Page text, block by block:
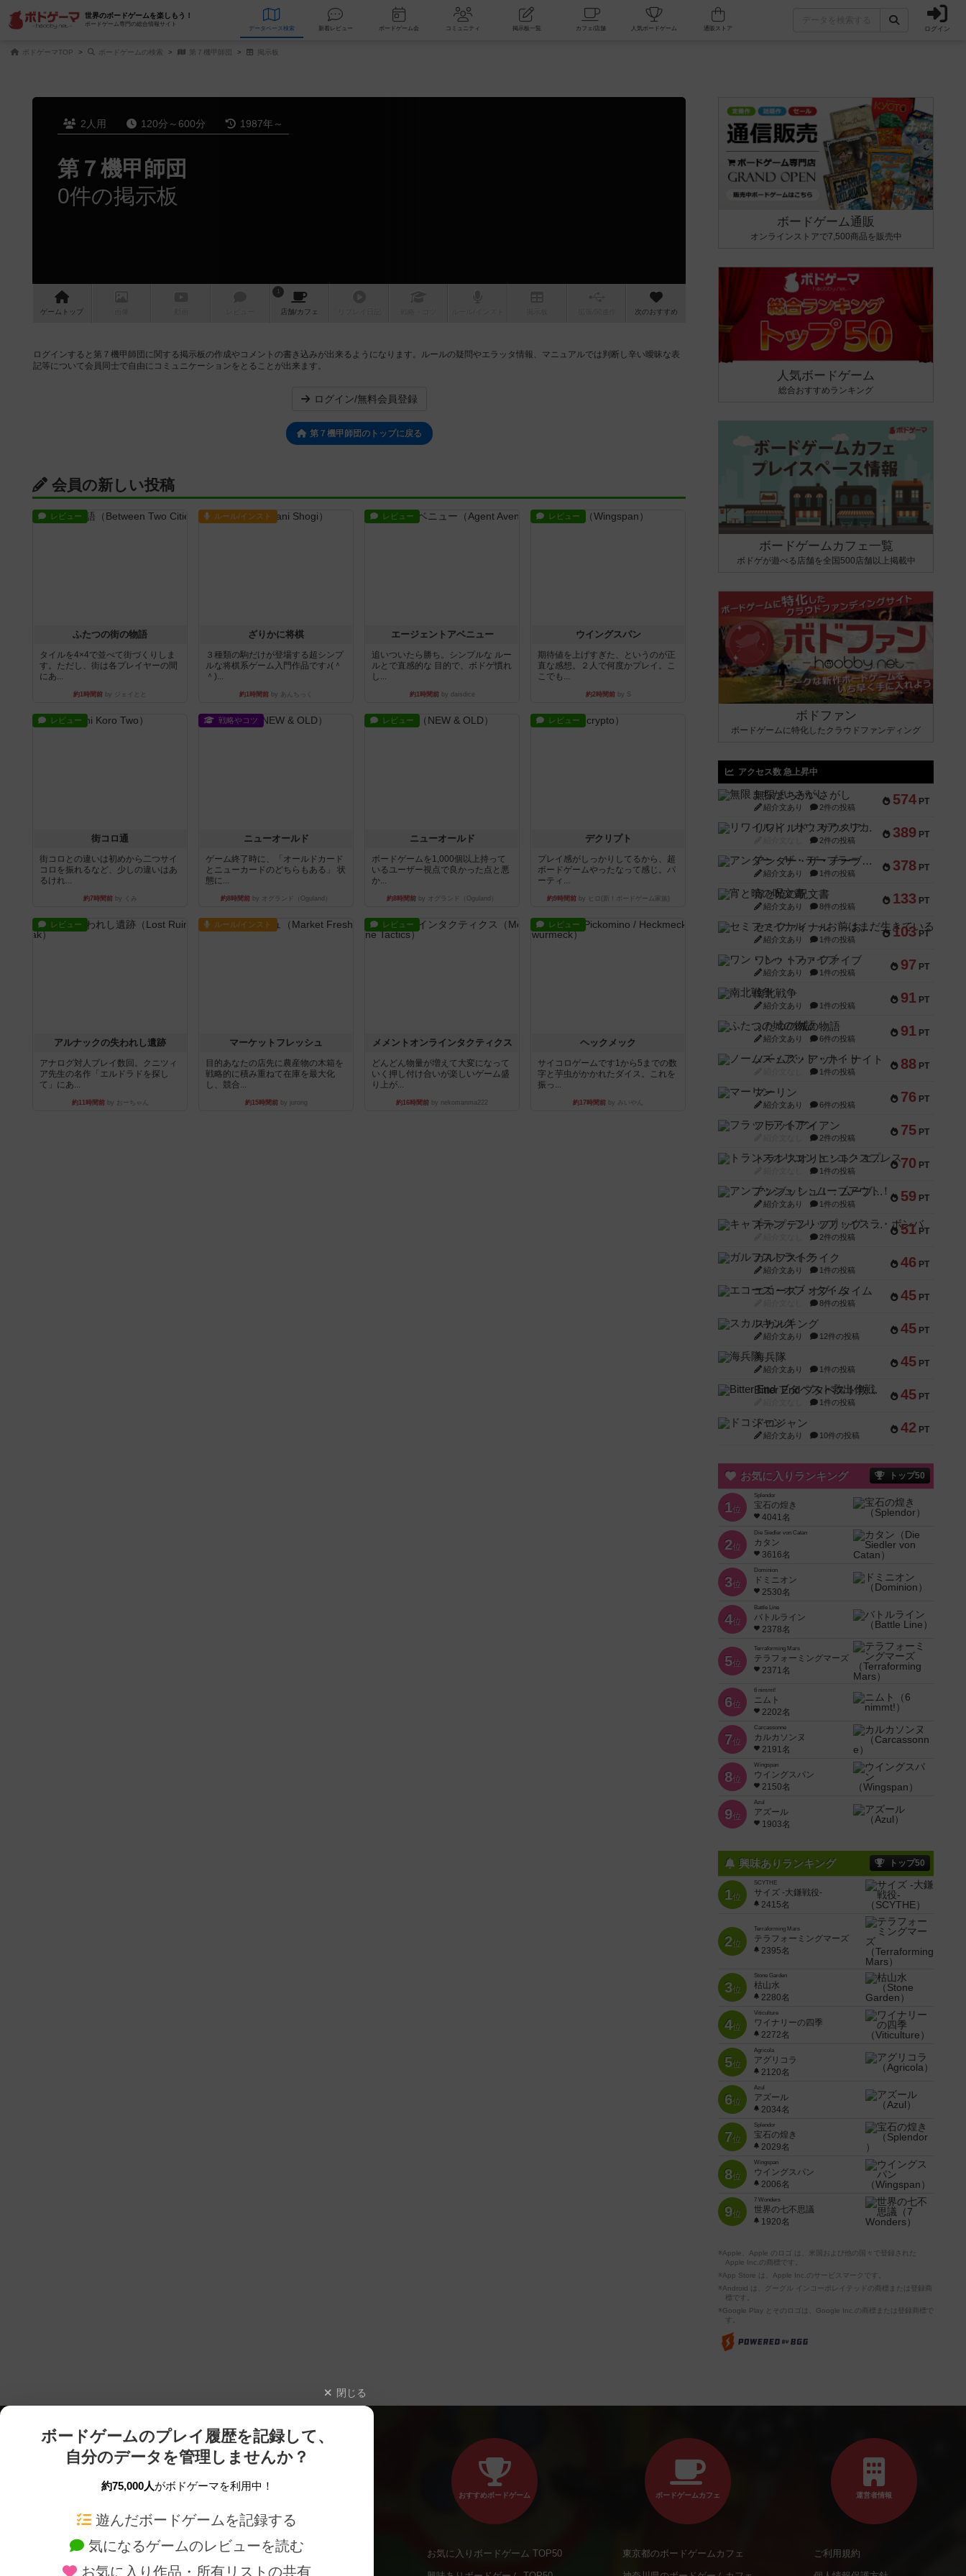
世界のボードゲームを楽しもう！
ボードゲーム専門の総合情報サイト
データベース 検索 新着レビュー ボードゲーム会 コミュニティ 掲示板一覧 カフェ/店舗 人気ボードゲーム ログイン
ボドゲーマTOP ボードゲームの検索 第７機甲師団 掲示板
2人用 120分～600分 1987年～
第７機甲師団
0件の掲示板
ゲーム トップ
1
店舗/カフェ 次のおすすめ
ログインすると第７機甲師団に関する掲示板の作成やコメントの書き込みが出来るようになります。ルールの疑問やエラッタ情報、マニュアルでは判断し辛い曖昧な表
記等について会員同士で自由にコミュニケーションをとることが出来ます。
ログイン/無料会員登録
第７機甲師団のトップに戻る
会員の新しい投稿
レビュー
ふたつの街の物語
タイルを4×4で並べて街づくりしま
す。ただし、街は各プレイヤーの間
にあ...
約1時間前 by ジェイとと
ルール/インスト
ざりかに将棋
３種類の駒だけが登場する超シンプ
ルな将棋系ゲーム入門作品です♪(＾
＾)...
約1時間前 by あんちっく
レビュー
エージェントアベニュー
追いついたら勝ち。シンプルな ルー
ルとで直感的な 目的で、ボドゲ慣れ
し...
約1時間前by daisdice
レビュー
ウイングスパン
期待値を上げすぎた、というのが正
直な感想。２人で何度かプレイ。こ
こでも...
約2時間前by S
レビュー
街コロ通
街コロとの違いは初めから二つサイ
コロを振れるなど、少しの違いはあ
るけれ...
約7時間前by くみ
戦略やコツ
ニューオールド
ゲーム終了時に、「オールドカード
とニューカードのどちらもある」 状
態に...
約8時間前 by オグランド（Oguland）
レビュー
ニューオールド
ボードゲームを1,000個以上持って
いるユーザー視点で良かった点と悪
か...
約8時間前 by オグランド（Oguland）
レビュー
デクリプト
プレイ感がしっかりしてるから、超
ボードゲームやったなって感じ。パ
ーティ...
約9時間前by ヒロ(新！ボードゲーム家族)
レビュー
アルナックの失われし遺跡
アナログ対人プレイ数回。クニツィ
ア先生の名作「エルドラドを探し
て」にあ...
約11時間前by おーちゃん
ルール/インスト
マーケットフレッシュ
目的あなたの店先に農産物の木箱を
戦略的に積み重ねて在庫を最大化
し、競合...
約15時間前by jurong
レビュー
メメントオンラインタクティクス
どんどん物量が増えて大変になって
いく押し付け合いが楽しいゲーム盛
り上が...
約16時間前 by nekomanma222
レビュー
ヘックメック
サイコロゲームです1から5までの数
字と芋虫がかかれたダイス。これを
振っ...
約17時間前 by みいやん
ボードゲーム通販
オンラインストアで7,500商品を販売中
人気ボードゲーム
総合おすすめランキング
ボードゲームカフェ一覧
ボドゲが遊べる店舗を全国500店舗以上掲載中
ボドファン
ボードゲームに特化したクラウドファンディング
アクセス数 急上昇中
574 PT
無限まちがいさがし
紹介文あり 2件の投稿
389 PT
リワイルド：サウスアメリカ
2件の投稿
378 PT
アンダー・ザ・テーブラー
紹介文あり 1件の投稿
133 PT
宵と暁の呪文書
紹介文あり 8件の投稿
103 PT
セミファイナル ～お前はまだ生きている～
紹介文あり 1件の投稿
97 PT
ワン・トゥ・ファイブ
紹介文あり 1件の投稿
91 PT
南北戦争
紹介文あり 1件の投稿
91 PT
ふたつの城の物語
紹介文あり 6件の投稿
88 PT
ノームズ・アット・ナイト
1件の投稿
76 PT
マーリン
紹介文あり 6件の投稿
75 PT
フラットアイアン
2件の投稿
70 PT
トランスオリエント・エクスプレス
1件の投稿
59 PT
アンブッシュ！：ムーブアウト！
紹介文あり 1件の投稿
51 PT
キャプテン・フリップ：イスラ・ボンバ
2件の投稿
46 PT
ガルフストライク
紹介文あり 1件の投稿
45 PT
エコーズ・オブ・タイム
8件の投稿
45 PT
スカルキング
紹介文あり 12件の投稿
45 PT
海兵隊
紹介文あり 1件の投稿
45 PT
Bitter End ブタペスト救出作戦
1件の投稿
42 PT
ドコジャン
紹介文あり 10件の投稿
お気に入りランキング トップ50
1位
Splendor
宝石の煌き
4041名
2位
Die Siedler von Catan
カタン
3616名
3位
Dominion
ドミニオン
2530名
4位
Battle Line
バトルライン
2378名
5位
Terraforming Mars
テラフォーミングマーズ
2371名
6位
6 nimmt!
ニムト
2202名
7位
Carcassonne
カルカソンヌ
2191名
8位
Wingspan
ウイングスパン
2150名
9位
Azul
アズール
1903名
興味ありランキング トップ50
1位
SCYTHE
サイズ -大鎌戦役-
2415名
2位
Terraforming Mars
テラフォーミングマーズ
2395名
3位
Stone Garden
枯山水
2280名
4位
Viticulture
ワイナリーの四季
2272名
5位
Agricola
アグリコラ
2120名
6位
Azul
アズール
2034名
7位
Splendor
宝石の煌き
2029名
8位
Wingspan
ウイングスパン
2006名
9位
7 Wonders
世界の七不思議
1920名
※Apple、Apple のロゴ は、米国および他の国々で登録された
Apple Inc.の商標です。
※App Store は、Apple Inc.のサービスマークです。
※Android は、グーグル インコーポレイテッドの商標または登録商
標です。
※Google Play とそのロゴは、Google Inc.の商標または登録商標で
す。
閉じる
ボードゲームのプレイ履歴を記録して、
自分のデータを管理しませんか？
約75,000人がボドゲーマを利用中！
遊んだボードゲームを記録する
気になるゲームのレビューを読む
お気に入り作品・所有リストの共有
ボードゲームを検索する 新作・再入荷情報
おすすめボードゲーム
お気に入りボードゲーム TOP50
ボードゲームカフェ
東京都のボードゲームカフェ
運営者情報
ご利用規約